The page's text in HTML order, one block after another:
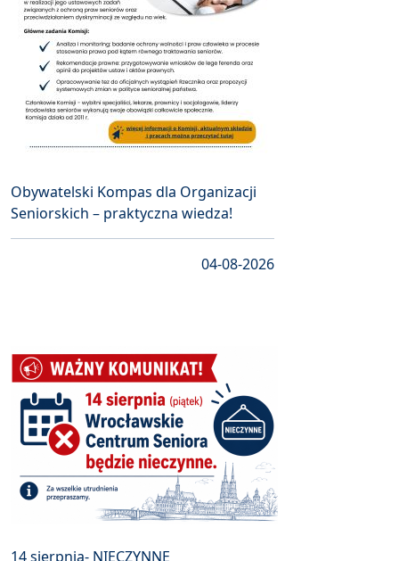
Obywatelski Kompas dla Organizacji
Seniorskich – praktyczna wiedza!
04-08-2026
14 sierpnia- NIECZYNNE